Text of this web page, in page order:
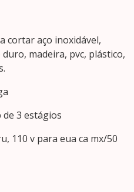
cortar aço inoxidável,
madeira, pvc, plástico,
3 estágios
110 v para eua ca mx/50